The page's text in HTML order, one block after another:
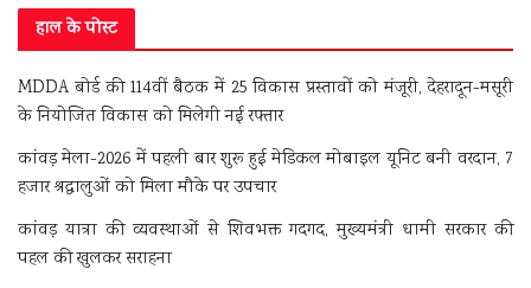
हाल के पोस्ट
MDDA बोर्ड की 114वीं बैठक में 25 विकास प्रस्तावों को मंजूरी, देहरादून-मसूरी
के नियोजित विकास को मिलेगी नई रफ्तार
कांवड़ मेला-2026 में पहली बार शुरू हुई मेडिकल मोबाइल यूनिट बनी वरदान, 7
हजार श्रद्धालुओं को मिला मौके पर उपचार
कांवड़ यात्रा की व्यवस्थाओं से शिवभक्त गदगद, मुख्यमंत्री धामी सरकार की
पहल की खुलकर सराहना